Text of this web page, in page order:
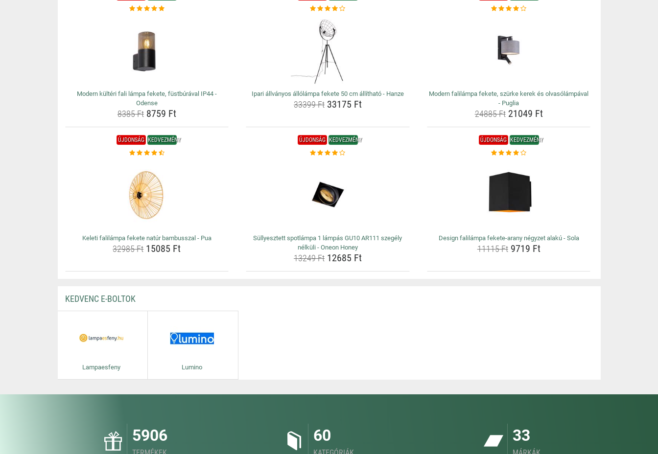
Modern kültéri fali lámpa fekete, füstbúrával IP44 -
Odense
8385 Ft8759 Ft
Ipari állványos állólámpa fekete 50 cm állítható - Hanze
33399 Ft33175 Ft
Modern falilámpa fekete, szürke kerek és olvasólámpával
- Puglia
24885 Ft21049 Ft
ÚJDONSÁG KEDVEZMÉNY
Keleti falilámpa fekete natúr bambusszal - Pua
32985 Ft15085 Ft
ÚJDONSÁG KEDVEZMÉNY
Süllyesztett spotlámpa 1 lámpás GU10 AR111 szegély
nélküli - Oneon Honey
13249 Ft12685 Ft
ÚJDONSÁG KEDVEZMÉNY
Design falilámpa fekete-arany négyzet alakú - Sola
11115 Ft9719 Ft
KEDVENC E-BOLTOK
Lampaesfeny Lumino
5906 60 33